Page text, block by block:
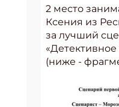
2 место
Ксения из
за лучший
«Детективное
(ниже -